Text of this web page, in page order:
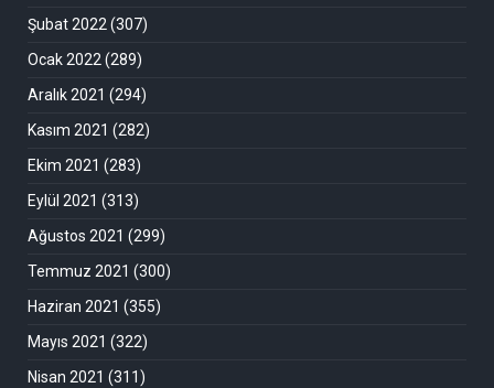
Şubat 2022 (307)
Ocak 2022 (289)
Aralık 2021 (294)
Kasım 2021 (282)
Ekim 2021 (283)
Eylül 2021 (313)
Ağustos 2021 (299)
Temmuz 2021 (300)
Haziran 2021 (355)
Mayıs 2021 (322)
Nisan 2021 (311)